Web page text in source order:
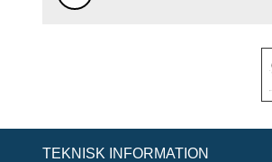
TEKNISK INFORMATION